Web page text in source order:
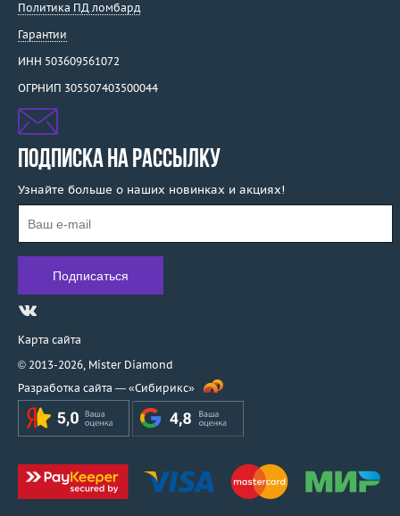
Политика ПД ломбард
Гарантии
ИНН 503609561072
ОГРНИП 305507403500044
ПОДПИСКА НА РАССЫЛКУ
Узнайте больше о наших новинках и акциях!
Карта сайта
© 2013-2026, Mister Diamond
Разработка сайта — «Сибирикс»